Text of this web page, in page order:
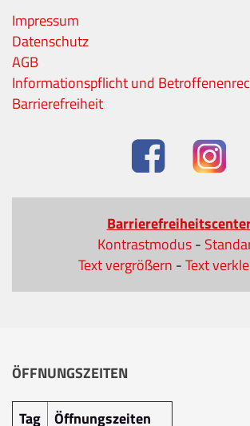
Impressum
Datenschutz
AGB
Informationspflicht und
Barrierefreiheit
Kontrastmodus-
Text vergrößern -Text
ÖFFNUNGSZEITEN
Tag Öffnungszeiten